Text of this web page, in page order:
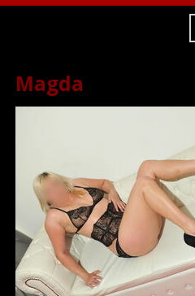
Magda